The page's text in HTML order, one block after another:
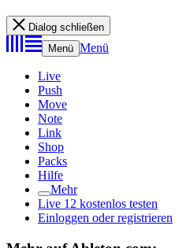
Dialog schließen
Menü Menü
Live
Push
Move
Note
Link
Shop
Packs
Hilfe
Mehr
Live 12 kostenlos testen
Einloggen oder registrieren